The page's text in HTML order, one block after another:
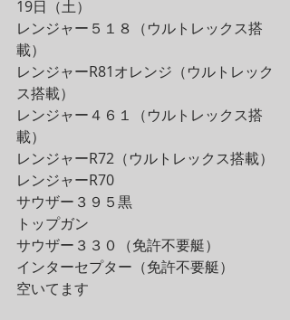
19日（土）
レンジャー５１８（ウルトレックス搭
載）
レンジャーR81オレンジ（ウルトレック
ス搭載）
レンジャー４６１（ウルトレックス搭
載）
レンジャーR72（ウルトレックス搭載）
レンジャーR70
サウザー３９５黒
トップガン
サウザー３３０（免許不要艇）
インターセプター（免許不要艇）
空いてます